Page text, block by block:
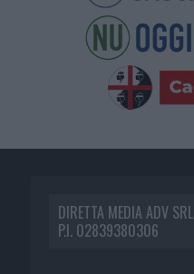
DIRETTA MEDIA ADV SRL
P.I. 02839380306